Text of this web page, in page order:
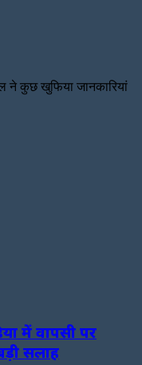
ने कुछ खुफिया जानकारियां
में वापसी पर
सलाह